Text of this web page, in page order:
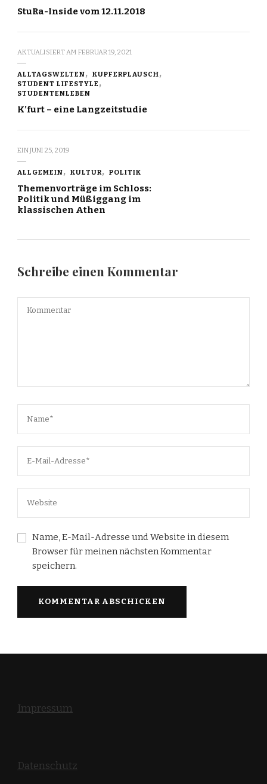
StuRa-Inside vom 12.11.2018
AKTUALISIERT AM FEBRUAR 19, 2021
ALLTAGSWELTEN
KUPFERPLAUSCH
STUDENT LIFESTYLE
STUDENTENLEBEN
K’furt – eine Langzeitstudie
EINJUNI 25, 2019
ALLGEMEIN KULTUR POLITIK
Themenvorträge im Schloss:
Politik und Müßiggang im
klassischen Athen
Schreibe einen Kommentar
Name, E-Mail-Adresse und Website in diesem
Browser für meinen nächsten Kommentar
speichern.
Impressum
Datenschutz